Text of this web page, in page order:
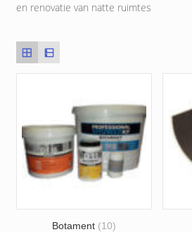
en renovatie van natte ruimtes
Botament (10)